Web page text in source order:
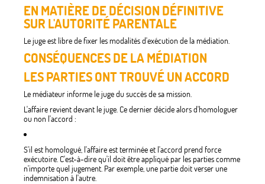
EN MATIÈRE DE DÉCISION DÉFINITIVE
SUR L'AUTORITÉ PARENTALE
Le juge est libre de fixer les modalités d'exécution de la médiation.
CONSÉQUENCES DE LA MÉDIATION
LES PARTIES ONT TROUVÉ UN ACCORD
Le médiateur informe le juge du succès de sa mission.
L'affaire revient devant le juge. Ce dernier décide alors d'homologuer
ou non l'accord :
S'il est homologué, l'affaire est terminée et l'accord prend force
exécutoire. C'est-à-dire qu'il doit être appliqué par les parties comme
n'importe quel jugement. Par exemple, une partie doit verser une
indemnisation à l'autre.